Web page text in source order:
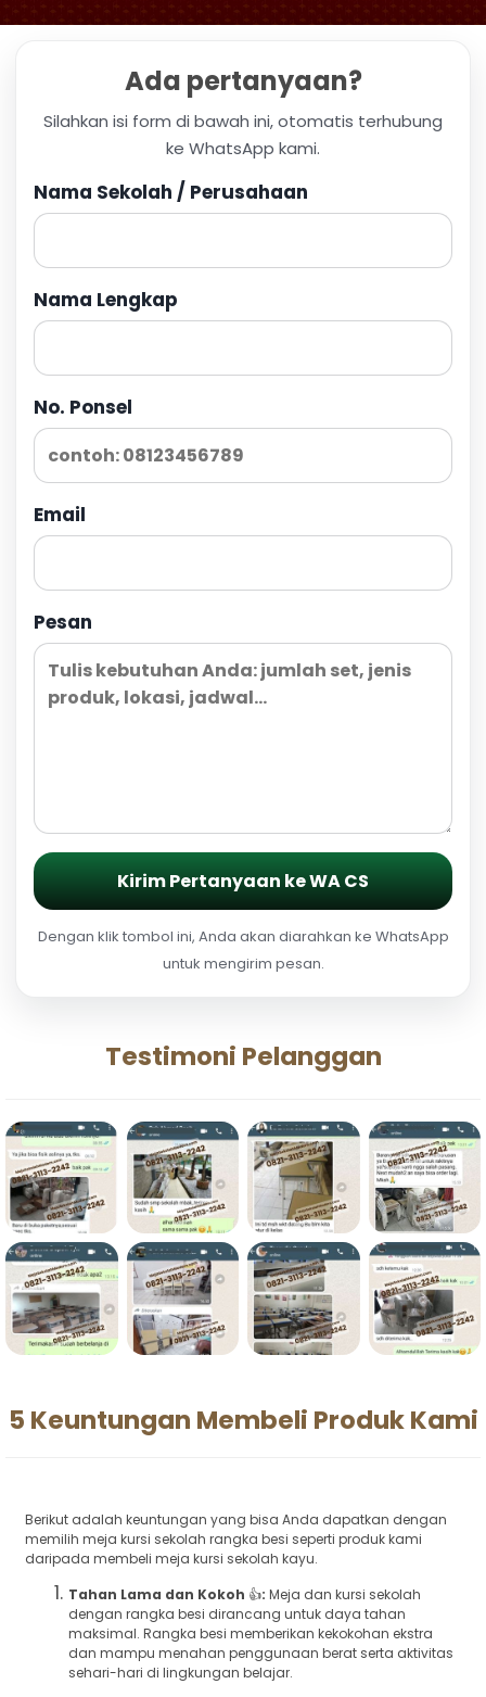
Ada pertanyaan?
Silahkan isi form di bawah ini, otomatis terhubung
ke WhatsApp kami.
Nama Sekolah / Perusahaan
Nama Lengkap
No. Ponsel
Email
Pesan
Kirim Pertanyaan ke WA CS
Dengan klik tombol ini, Anda akan diarahkan ke WhatsApp
untuk mengirim pesan.
Testimoni Pelanggan
5 Keuntungan Membeli Produk Kami
Berikut adalah keuntungan yang bisa Anda dapatkan dengan
memilih meja kursi sekolah rangka besi seperti produk kami
daripada membeli meja kursi sekolah kayu.
Tahan Lama dan Kokoh 👍: Meja dan kursi sekolah
dengan rangka besi dirancang untuk daya tahan
maksimal. Rangka besi memberikan kekokohan ekstra
dan mampu menahan penggunaan berat serta aktivitas
sehari-hari di lingkungan belajar.